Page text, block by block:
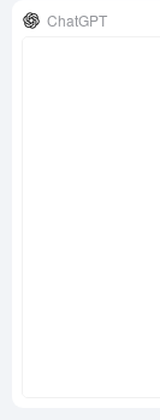
ChatGPT